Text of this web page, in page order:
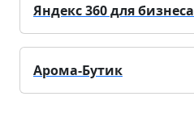
Яндекс 360 для бизнеса
Арома-Бутик